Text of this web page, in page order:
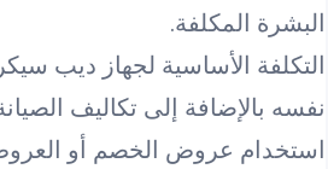
البشرة المكلفة.
نفسه بالإضافة إلى تكاليف
استخدام عروض الخصم أو